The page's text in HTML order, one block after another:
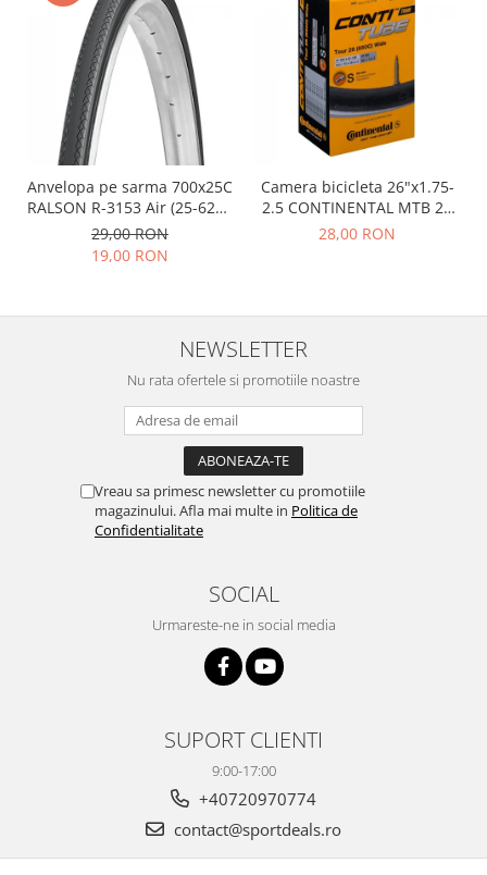
Anvelopa pe sarma 700x25C
RALSON R-3153 Air (25-622),
negru
29,00 RON
19,00 RON
Camera bicicleta 26"x1.75-
2.5 CONTINENTAL MTB 26
(47/62-559), valva FV42
28,00 RON
NEWSLETTER
Nu rata ofertele si promotiile noastre
Vreau sa primesc newsletter cu promotiile
magazinului. Afla mai multe in Politica de
Confidentialitate
SOCIAL
Urmareste-ne in social media
SUPORT CLIENTI
9:00-17:00
+40720970774
contact@sportdeals.ro